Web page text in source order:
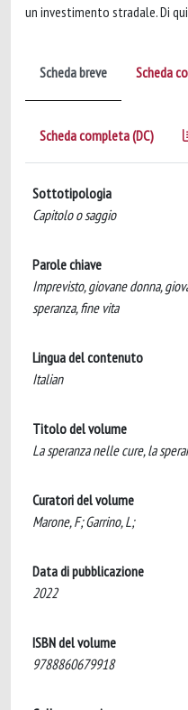
un investimento stradale. Di
Scheda breve Scheda
Scheda completa (DC)
Sottotipologia
Capitolo o saggio
Parole chiave
Imprevisto, giovane donna,
speranza, fine vita
Lingua del contenuto
Italian
Titolo del volume
La speranza nelle cure, la
Curatori del volume
Marone, F; Garrino, L;
Data di pubblicazione
2022
ISBN del volume
9788860679918